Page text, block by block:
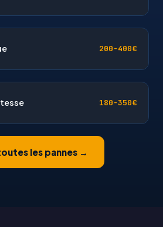
200-400€
180-350€
les pannes →